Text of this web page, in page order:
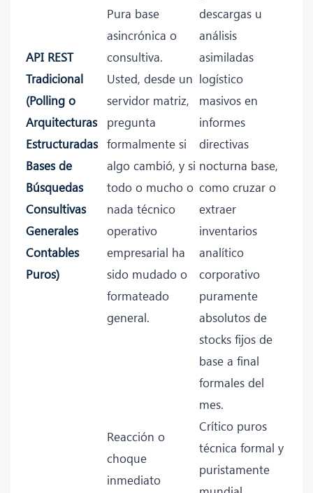
API REST
Tradicional
(Polling o
Arquitecturas
Estructuradas
Bases de
Búsquedas
Consultivas
Generales
Contables
Puros)
Pura base
asincrónica o
consultiva.
Usted, desde un
servidor matriz,
pregunta
formalmente si
algo cambió, y si
todo o mucho o
nada técnico
operativo
empresarial ha
sido mudado o
formateado
general.
descargas u
análisis
asimiladas
logístico
masivos en
informes
directivas
nocturna base,
como cruzar o
extraer
inventarios
analítico
corporativo
puramente
absolutos de
stocks fijos de
base a final
formales del
mes.
Reacción o
choque
inmediato
Crítico puros
técnica formal y
puristamente